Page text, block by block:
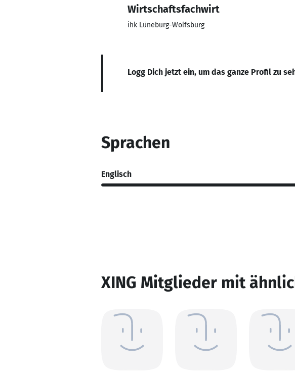
Wirtschaftsfachwirt
ihk Lüneburg-Wolfsburg
Logg Dich jetzt ein, um das ganze Profil zu
Sprachen
Englisch
XING Mitglieder mit